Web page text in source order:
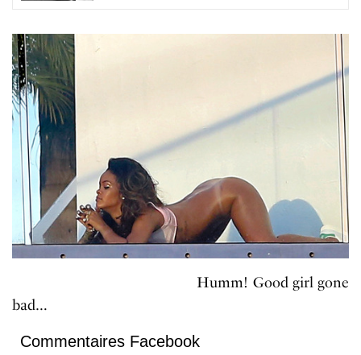
Humm! Good girl gone
bad…
Commentaires Facebook